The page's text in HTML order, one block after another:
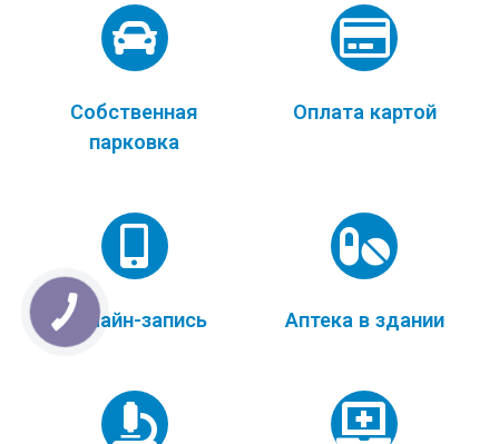
Собственная
парковка
Оплата картой
Онлайн-запись Аптека в здании